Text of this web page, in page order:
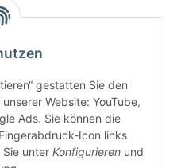
gestatten Sie den
Website: YouTube,
Ads. Sie können die
Icon links
Sie unter Konfigurieren und